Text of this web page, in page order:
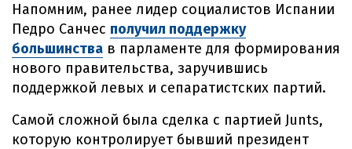
Напомним, ранее лидер социалистов Испании
Педро Санчес получил поддержку
большинства в парламенте для формирования
нового правительства, заручившись
поддержкой левых и сепаратистских партий.
Самой сложной была сделка с партией Junts,
которую контролирует бывший президент